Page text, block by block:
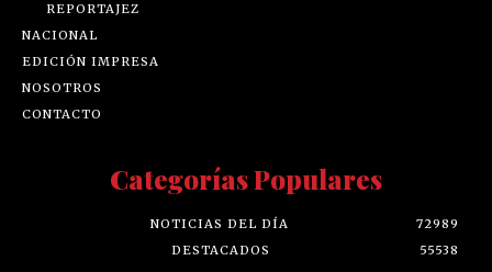
REPORTAJEZ
NACIONAL
EDICIÓN IMPRESA
NOSOTROS
CONTACTO
Categorías Populares
NOTICIAS DEL DÍA
72989
DESTACADOS
55538